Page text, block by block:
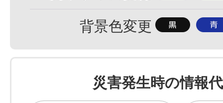
準
大
背景色変更 背
色
を
黒
背
色
を
青
災害発生時の情報